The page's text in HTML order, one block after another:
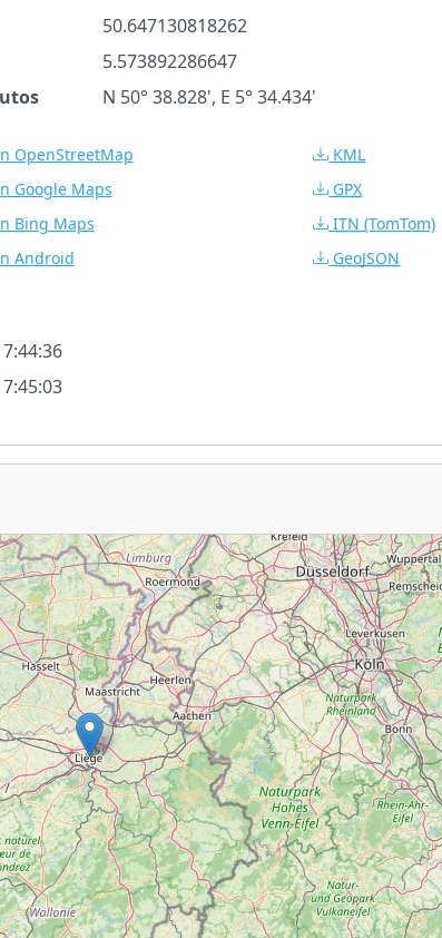
50.647130818262
5.573892286647
N 50° 38.828', E 5° 34.434'
OpenStreetMap
Google Maps
Bing Maps
Android
KML
GPX
ITN (TomTom)
GeoJSON